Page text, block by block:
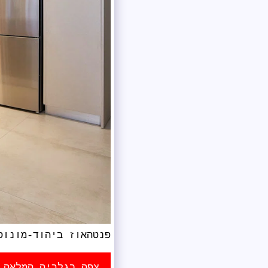
פנטהאוז ביהוד-